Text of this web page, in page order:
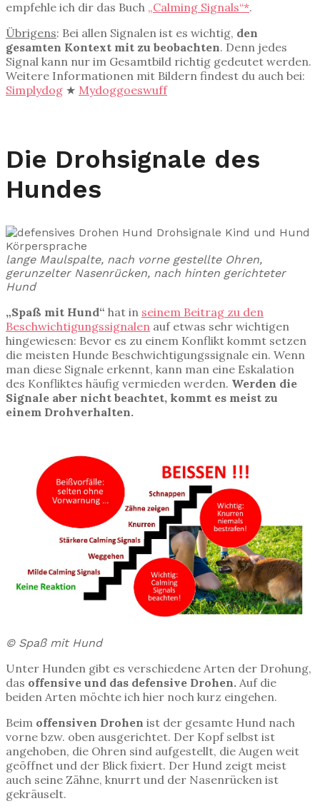
empfehle ich dir das Buch „Calming Signals“*.
Übrigens: Bei allen Signalen ist es wichtig, den
gesamten Kontext mit zu beobachten. Denn jedes
Signal kann nur im Gesamtbild richtig gedeutet werden.
Weitere Informationen mit Bildern findest du auch bei:
Simplydog ★ Mydoggoeswuff
Die Drohsignale des
Hundes
lange Maulspalte, nach vorne gestellte Ohren,
gerunzelter Nasenrücken, nach hinten gerichteter
Hund
„Spaß mit Hund“ hat in seinem Beitrag zu den
Beschwichtigungssignalen auf etwas sehr wichtigen
hingewiesen: Bevor es zu einem Konflikt kommt setzen
die meisten Hunde Beschwichtigungssignale ein. Wenn
man diese Signale erkennt, kann man eine Eskalation
des Konfliktes häufig vermieden werden. Werden die
Signale aber nicht beachtet, kommt es meist zu
einem Drohverhalten.
© Spaß mit Hund
Unter Hunden gibt es verschiedene Arten der Drohung,
das offensive und das defensive Drohen. Auf die
beiden Arten möchte ich hier noch kurz eingehen.
Beim offensiven Drohen ist der gesamte Hund nach
vorne bzw. oben ausgerichtet. Der Kopf selbst ist
angehoben, die Ohren sind aufgestellt, die Augen weit
geöffnet und der Blick fixiert. Der Hund zeigt meist
auch seine Zähne, knurrt und der Nasenrücken ist
gekräuselt.